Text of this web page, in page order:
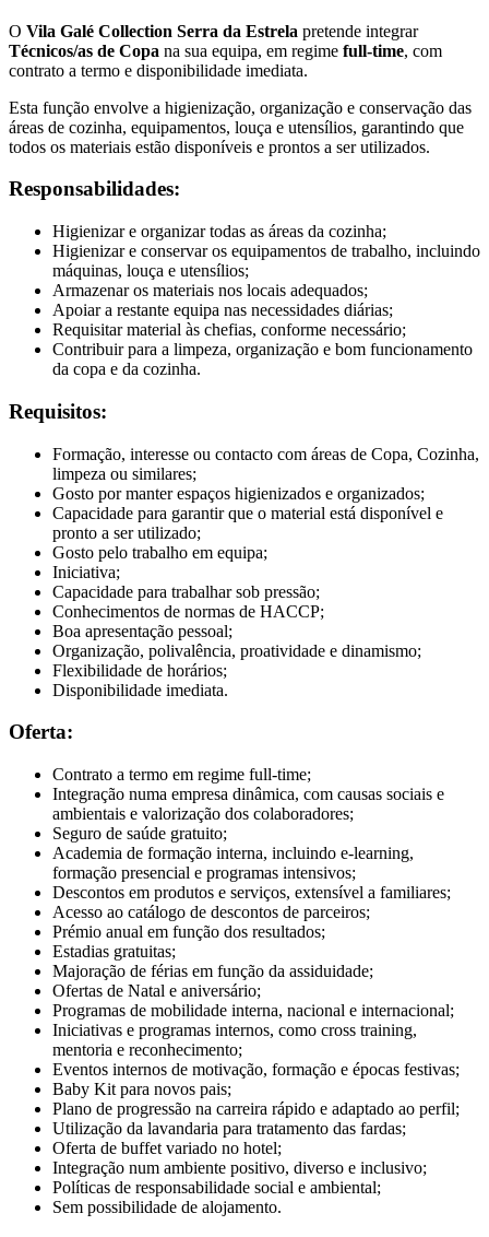
O Vila Galé Collection Serra da Estrela pretende integrar
Técnicos/as de Copa na sua equipa, em regime full-time, com
contrato a termo e disponibilidade imediata.
Esta função envolve a higienização, organização e conservação das
áreas de cozinha, equipamentos, louça e utensílios, garantindo que
todos os materiais estão disponíveis e prontos a ser utilizados.
Responsabilidades:
Higienizar e organizar todas as áreas da cozinha;
Higienizar e conservar os equipamentos de trabalho, incluindo
máquinas, louça e utensílios;
Armazenar os materiais nos locais adequados;
Apoiar a restante equipa nas necessidades diárias;
Requisitar material às chefias, conforme necessário;
Contribuir para a limpeza, organização e bom funcionamento
da copa e da cozinha.
Requisitos:
Formação, interesse ou contacto com áreas de Copa, Cozinha,
limpeza ou similares;
Gosto por manter espaços higienizados e organizados;
Capacidade para garantir que o material está disponível e
pronto a ser utilizado;
Gosto pelo trabalho em equipa;
Iniciativa;
Capacidade para trabalhar sob pressão;
Conhecimentos de normas de HACCP;
Boa apresentação pessoal;
Organização, polivalência, proatividade e dinamismo;
Flexibilidade de horários;
Disponibilidade imediata.
Oferta:
Contrato a termo em regime full-time;
Integração numa empresa dinâmica, com causas sociais e
ambientais e valorização dos colaboradores;
Seguro de saúde gratuito;
Academia de formação interna, incluindo e-learning,
formação presencial e programas intensivos;
Descontos em produtos e serviços, extensível a familiares;
Acesso ao catálogo de descontos de parceiros;
Prémio anual em função dos resultados;
Estadias gratuitas;
Majoração de férias em função da assiduidade;
Ofertas de Natal e aniversário;
Programas de mobilidade interna, nacional e internacional;
Iniciativas e programas internos, como cross training,
mentoria e reconhecimento;
Eventos internos de motivação, formação e épocas festivas;
Baby Kit para novos pais;
Plano de progressão na carreira rápido e adaptado ao perfil;
Utilização da lavandaria para tratamento das fardas;
Oferta de buffet variado no hotel;
Integração num ambiente positivo, diverso e inclusivo;
Políticas de responsabilidade social e ambiental;
Sem possibilidade de alojamento.